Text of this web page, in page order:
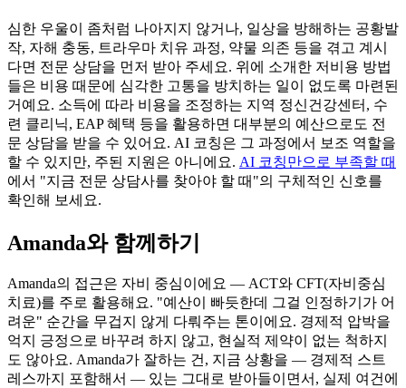
심한 우울이 좀처럼 나아지지 않거나, 일상을 방해하는 공황발
작, 자해 충동, 트라우마 치유 과정, 약물 의존 등을 겪고 계시
다면 전문 상담을 먼저 받아 주세요. 위에 소개한 저비용 방법
들은 비용 때문에 심각한 고통을 방치하는 일이 없도록 마련된
거예요. 소득에 따라 비용을 조정하는 지역 정신건강센터, 수
련 클리닉, EAP 혜택 등을 활용하면 대부분의 예산으로도 전
문 상담을 받을 수 있어요. AI 코칭은 그 과정에서 보조 역할을
할 수 있지만, 주된 지원은 아니에요. AI 코칭만으로 부족할 때
에서 "지금 전문 상담사를 찾아야 할 때"의 구체적인 신호를
확인해 보세요.
Amanda와 함께하기
Amanda의 접근은 자비 중심이에요 — ACT와 CFT(자비중심
치료)를 주로 활용해요. "예산이 빠듯한데 그걸 인정하기가 어
려운" 순간을 무겁지 않게 다뤄주는 톤이에요. 경제적 압박을
억지 긍정으로 바꾸려 하지 않고, 현실적 제약이 없는 척하지
도 않아요. Amanda가 잘하는 건, 지금 상황을 — 경제적 스트
레스까지 포함해서 — 있는 그대로 받아들이면서, 실제 여건에